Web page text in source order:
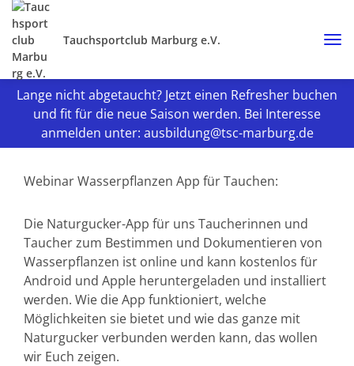
Tauchsportclub Marburg e.V.
Lange nicht abgetaucht? Jetzt einen Refresher buchen
und fit für die neue Saison werden. Bei Interesse
anmelden unter: ausbildung@tsc-marburg.de
Webinar Wasserpflanzen App für Tauchen:
Die Naturgucker-App für uns Taucherinnen und
Taucher zum Bestimmen und Dokumentieren von
Wasserpflanzen ist online und kann kostenlos für
Android und Apple heruntergeladen und installiert
werden. Wie die App funktioniert, welche
Möglichkeiten sie bietet und wie das ganze mit
Naturgucker verbunden werden kann, das wollen
wir Euch zeigen.